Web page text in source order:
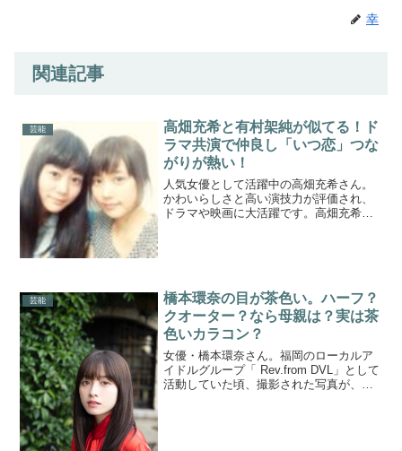
幸
関連記事
芸能
高畑充希と有村架純が似てる！ド
ラマ共演で仲良し「いつ恋」つな
がりが熱い！
人気女優として活躍中の高畑充希さん。
かわいらしさと高い演技力が評価され、
ドラマや映画に大活躍です。高畑充希さ
芸能
橋本環奈の目が茶色い。ハーフ？
クオーター？なら母親は？実は茶
色いカラコン？
女優・橋本環奈さん。福岡のローカルア
イドルグループ「 Rev.from DVL」として
活動していた頃、撮影された写真が、